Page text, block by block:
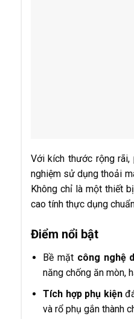
Với kích thước rộng rãi,
nghiệm sử dụng thoải
Không chỉ là một thiết
cao tính thực dụng
Điểm nổi bật
Bề mặt công nghệ
năng chống ăn mòn,
Tích hợp phụ kiện
và rổ phụ gắn thành